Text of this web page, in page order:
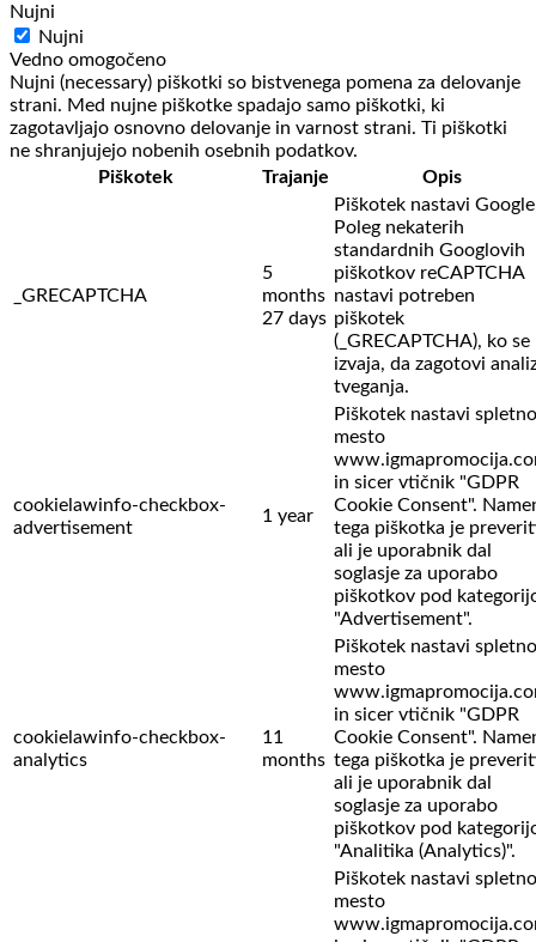
Nujni
Nujni
Vedno omogočeno
Nujni (necessary) piškotki so bistvenega pomena za delovanje
strani. Med nujne piškotke spadajo samo piškotki, ki
zagotavljajo osnovno delovanje in varnost strani. Ti piškotki
ne shranjujejo nobenih osebnih podatkov.
Piškotek
Trajanje Opis
_GRECAPTCHA
5
months
27 days
Piškotek nastavi
Poleg nekaterih
standardnih Googlovih
piškotkov reCAPTCHA
nastavi potreben
piškotek
(_GRECAPTCHA), ko se
izvaja, da zagotovi
tveganja.
cookielawinfo-checkbox-
advertisement
1 year
Piškotek nastavi spletno
mesto
in sicer vtičnik "GDPR
Cookie Consent".
tega piškotka je
ali je uporabnik dal
soglasje za uporabo
piškotkov pod
"Advertisement".
cookielawinfo-checkbox-
analytics
11
months
Piškotek nastavi spletno
mesto
in sicer vtičnik "GDPR
Cookie Consent".
tega piškotka je
ali je uporabnik dal
soglasje za uporabo
piškotkov pod
"Analitika (Analytics)".
Piškotek nastavi spletno
mesto